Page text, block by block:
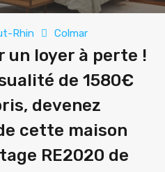
Rhin Colmar
un loyer à perte !
de 1580€
devenez
cette maison
RE2020 de